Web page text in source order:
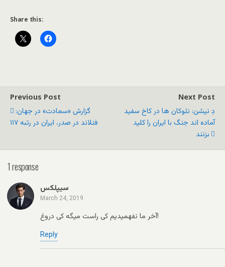
Share this:
Previous Post
گزارش «سعادت» در جهان:
فنلاند در صدر، ایران در رتبه ۱۱۷
Next Post
دِ نیشن: نئوکان ها در کاخ سفید
آماده اند جنگ با ایران را کلید
بزنند
1 response
سیپلکس
March 24, 2019
آخر ما نفهمیدیم کی راست میگه کی دروغ!
Reply